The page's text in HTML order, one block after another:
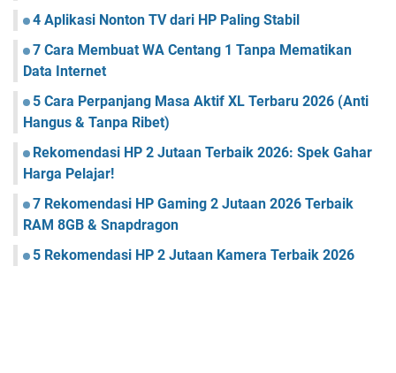
4 Aplikasi Nonton TV dari HP Paling Stabil
7 Cara Membuat WA Centang 1 Tanpa Mematikan
Data Internet
5 Cara Perpanjang Masa Aktif XL Terbaru 2026 (Anti
Hangus & Tanpa Ribet)
Rekomendasi HP 2 Jutaan Terbaik 2026: Spek Gahar
Harga Pelajar!
7 Rekomendasi HP Gaming 2 Jutaan 2026 Terbaik
RAM 8GB & Snapdragon
5 Rekomendasi HP 2 Jutaan Kamera Terbaik 2026